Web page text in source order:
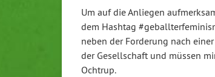
Um auf die Anliegen
dem Hashtag
neben der Forderung nach
der Gesellschaft und müssen
Ochtrup.